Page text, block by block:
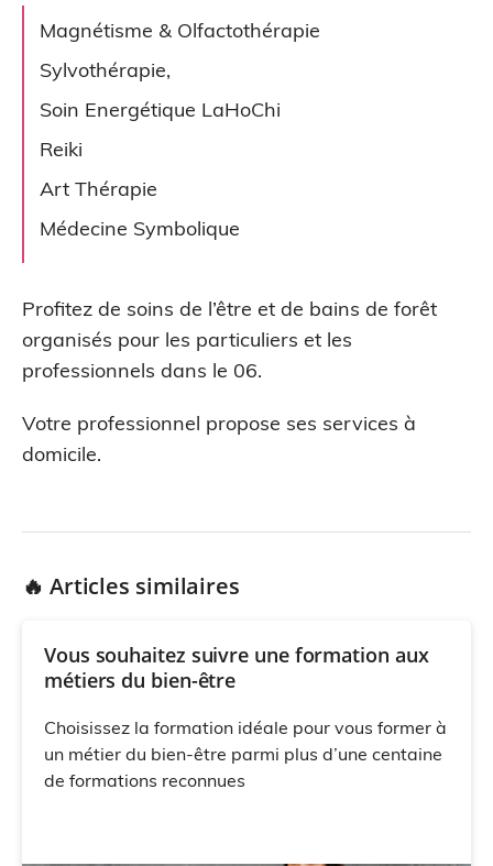
Magnétisme & Olfactothérapie
Sylvothérapie,
Soin Energétique LaHoChi
Reiki
Art Thérapie
Médecine Symbolique
Profitez de soins de l’être et de bains de forêt
organisés pour les particuliers et les
professionnels dans le 06.
Votre professionnel propose ses services à
domicile.
🔥 Articles similaires
Vous souhaitez suivre une formation aux
métiers du bien-être
Choisissez la formation idéale pour vous former à
un métier du bien-être parmi plus d’une centaine
de formations reconnues